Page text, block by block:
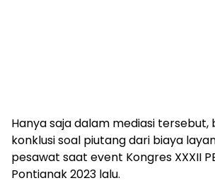
Hanya saja dalam mediasi tersebut,
konklusi soal piutang dari biaya
pesawat saat event Kongres XXXII
Pontianak 2023 lalu.